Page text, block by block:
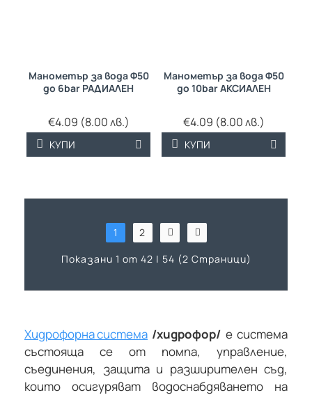
Хидрофорна система /хидрофор/ е система
състояща се от помпа, управление,
съединения, защита и разширителен съд,
които осигуряват водоснабдяването на
Манометър за вода Ф50
до 6bar РАДИАЛЕН
€4.09 (8.00 лв.)
КУПИ
Манометър за вода Ф50
до 10bar АКСИАЛЕН
€4.09 (8.00 лв.)
КУПИ
1
2
Показани 1 от 42 | 54 (2 Страници)